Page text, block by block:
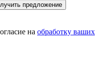
предложение
на обработку ваших